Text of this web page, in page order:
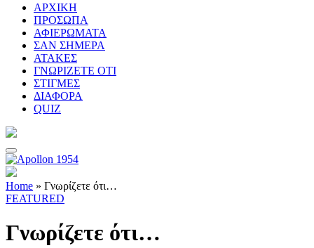
ΑΡΧΙΚΗ
ΠΡΟΣΩΠΑ
ΑΦΙΕΡΩΜΑΤΑ
ΣΑΝ ΣΗΜΕΡΑ
ΑΤΑΚΕΣ
ΓΝΩΡΙΖΕΤΕ ΟΤΙ
ΣΤΙΓΜΕΣ
ΔΙΑΦΟΡΑ
QUIZ
Home » Γνωρίζετε ότι…
FEATURED
Γνωρίζετε ότι…